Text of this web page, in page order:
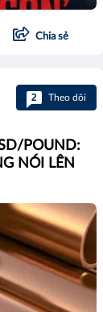
Chia sẻ
2 Theo dõi
POUND:
NÓI LÊN